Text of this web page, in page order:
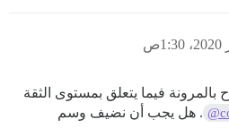
بالمرونة فيما يتعلق بمستوى الثقة
. هل يجب أن نضيف وسم